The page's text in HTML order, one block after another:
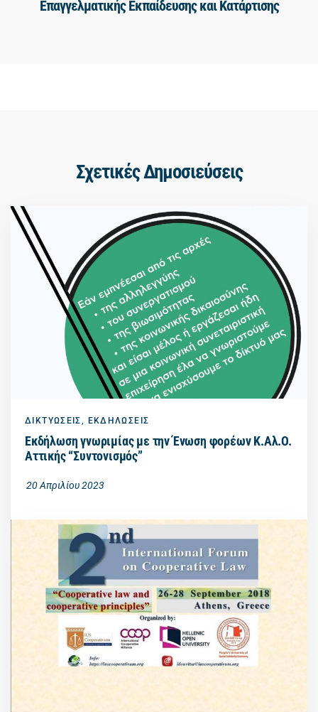
Επαγγελματικής Εκπαίδευσης και Κατάρτισης
Σχετικές Δημοσιεύσεις
ΔΙΚΤΥΩΣΕΙΣ, ΕΚΔΗΛΩΣΕΙΣ
Εκδήλωση γνωριμίας με την Ένωση φορέων Κ.Αλ.Ο.
Αττικής “Συντονισμός”
20 Απριλίου 2023